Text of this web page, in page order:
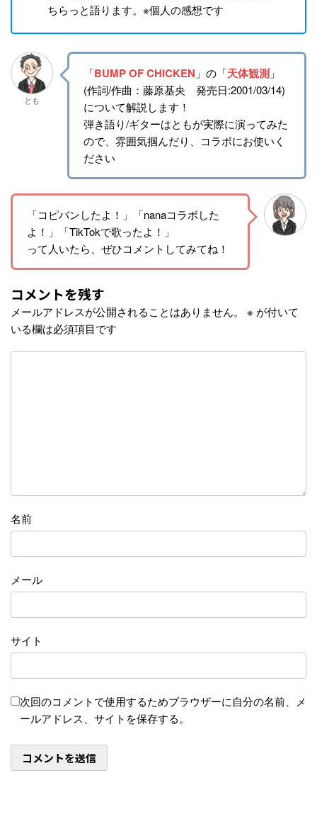
ちらっと語ります。※個人の感想です
とも
「BUMP OF CHICKEN 」の「天体観測 」
(作詞/作曲：藤原基央 発売日:2001/03/14)
について解説します！
弾き語り/ギターはともが実際に演ってみた
ので、雰囲気掴んだり、コラボにお使いく
ださい
「コピバンしたよ！」「nanaコラボした
よ！」「TikTokで歌ったよ！」
って人いたら、ぜひコメントしてみてね！
コメントを残す
メールアドレスが公開されることはありません。 ※ が付いて
いる欄は必須項目です
名前
メール
サイト
次回のコメントで使用するためブラウザーに自分の名前、メ
ールアドレス、サイトを保存する。